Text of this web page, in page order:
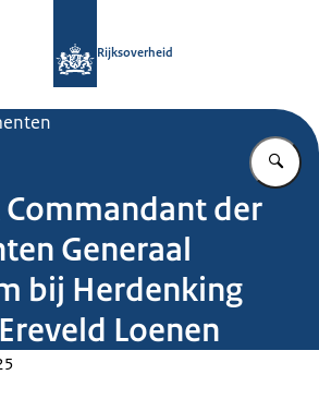
Rijksoverheid
der
Generaal
bij Herdenking
Loenen